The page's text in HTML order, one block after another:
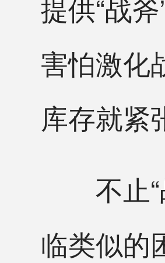
提供“战
害怕激化
库存就紧
不止“
临类似的